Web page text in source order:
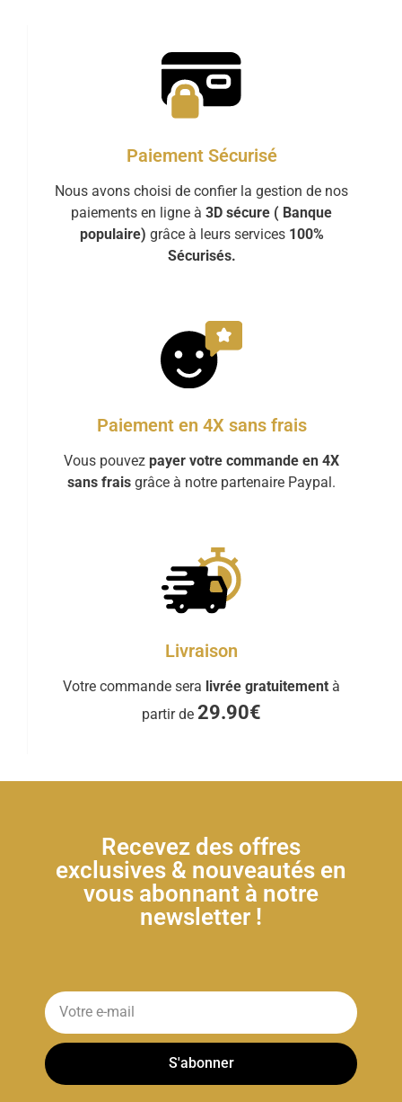
Paiement Sécurisé
Nous avons choisi de confier la gestion de nos
paiements en ligne à 3D sécure ( Banque
populaire) grâce à leurs services 100%
Sécurisés.
Paiement en 4X sans frais
Vous pouvez payer votre commande en 4X
sans frais grâce à notre partenaire Paypal.
Livraison
Votre commande sera livrée gratuitement à
partir de 29.90€
Recevez des offres
exclusives & nouveautés en
vous abonnant à notre
newsletter !
S'abonner